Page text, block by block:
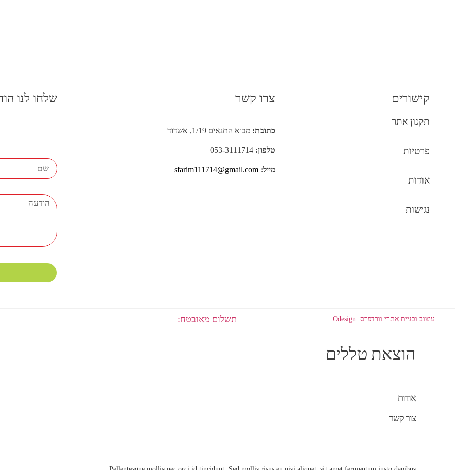
קישורים
תקנון אתר
פרטיות
אודות
נגישות
צרו קשר
כתובת: מבוא התנאים 1/19, אשדוד
טלפון:
מייל: sfarim111714@gmail.com
שלחו לנו
עיצוב ובניית אתרי וורדפרס: Odesign תשלום מאובטח:
הוצאת טללים
אודות
צור קשר